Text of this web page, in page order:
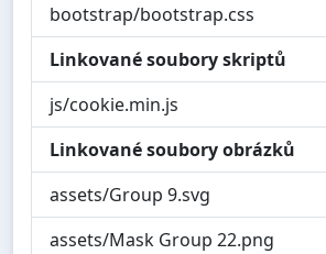
bootstrap/bootstrap.css
Linkované soubory skriptů
js/cookie.min.js
Linkované soubory obrázků
assets/Group 9.svg
assets/Mask Group 22.png